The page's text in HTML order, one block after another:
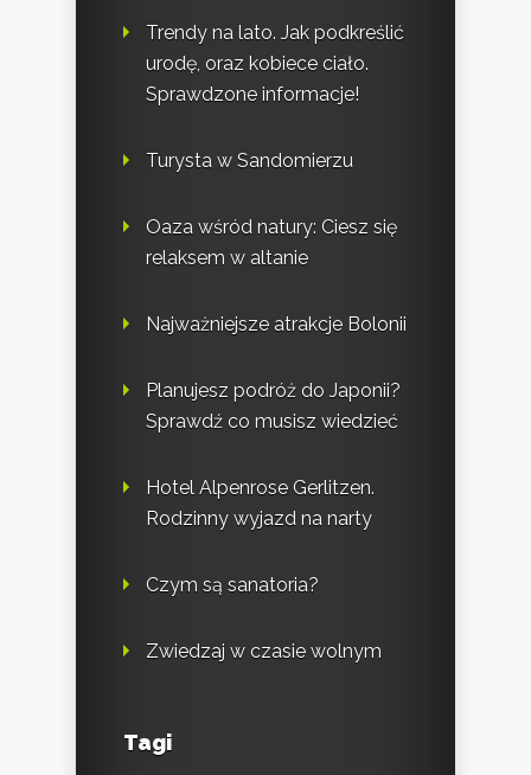
Trendy na lato. Jak podkreślić
urodę, oraz kobiece ciało.
Sprawdzone informacje!
Turysta w Sandomierzu
Oaza wśród natury: Ciesz się
relaksem w altanie
Najważniejsze atrakcje Bolonii
Planujesz podróż do Japonii?
Sprawdź co musisz wiedzieć
Hotel Alpenrose Gerlitzen.
Rodzinny wyjazd na narty
Czym są sanatoria?
Zwiedzaj w czasie wolnym
Tagi